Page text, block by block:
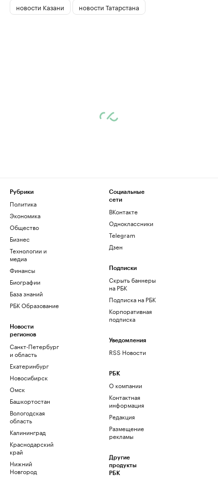
новости Казани
новости Татарстана
Рубрики
Политика
Экономика
Общество
Бизнес
Технологии и
медиа
Финансы
Биографии
База знаний
РБК Образование
Новости
регионов
Санкт-Петербург
и область
Екатеринбург
Новосибирск
Омск
Башкортостан
Вологодская
область
Калининград
Краснодарский
край
Нижний
Новгород
Социальные
сети
ВКонтакте
Одноклассники
Telegram
Дзен
Подписки
Скрыть баннеры
на РБК
Подписка на РБК
Корпоративная
подписка
Уведомления
RSS Новости
РБК
О компании
Контактная
информация
Редакция
Размещение
рекламы
Другие
продукты
РБК